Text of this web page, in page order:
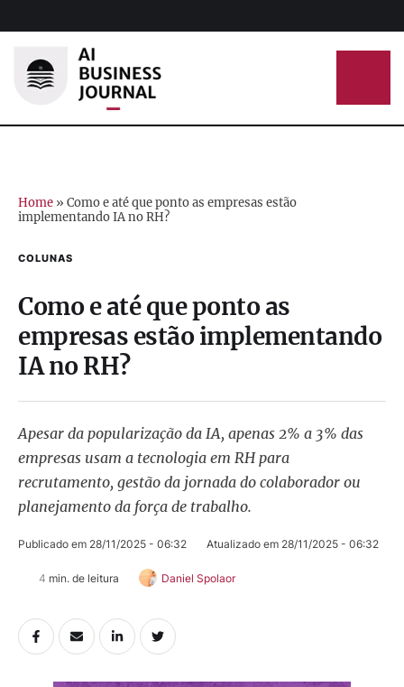
Home » Como e até que ponto as empresas estão
implementando IA no RH?
COLUNAS
Como e até que ponto as
empresas estão implementando
IA no RH?
Apesar da popularização da IA, apenas 2% a 3% das
empresas usam a tecnologia em RH para
recrutamento, gestão da jornada do colaborador ou
planejamento da força de trabalho.
Publicado em 28/11/2025 - 06:32 Atualizado em 28/11/2025 - 06:32
4 min. de leitura Daniel Spolaor